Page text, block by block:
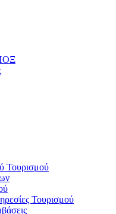
Τουρισμού
Τουρισμού